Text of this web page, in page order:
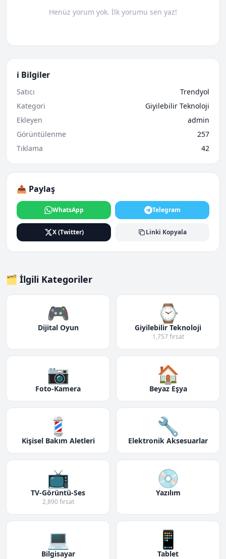
Henüz yorum yok. İlk yorumu sen yaz!
ℹ️ Bilgiler
Satıcı
Trendyol
Kategori
Giyilebilir Teknoloji
Ekleyen
admin
Görüntülenme
257
Tıklama
42
📤 Paylaş
WhatsApp Telegram
X (Twitter) Linki Kopyala
🗂️ İlgili Kategoriler
🎮
Dijital Oyun
⌚
Giyilebilir Teknoloji
1,757 fırsat
📷
Foto-Kamera
🏠
Beyaz Eşya
💈
Kişisel Bakım Aletleri
🔧
Elektronik Aksesuarlar
📺
TV-Görüntü-Ses
2,890 fırsat
💿
Yazılım
💻
Bilgisayar
📱
Tablet